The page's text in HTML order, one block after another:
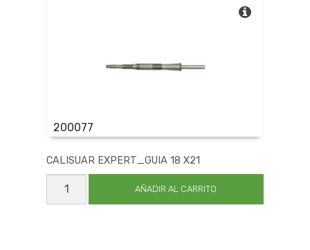
200077
CALISUAR EXPERT_GUIA 18 X21
CALISUAR
EXPERT_GUIA
18
AÑADIR AL CARRITO